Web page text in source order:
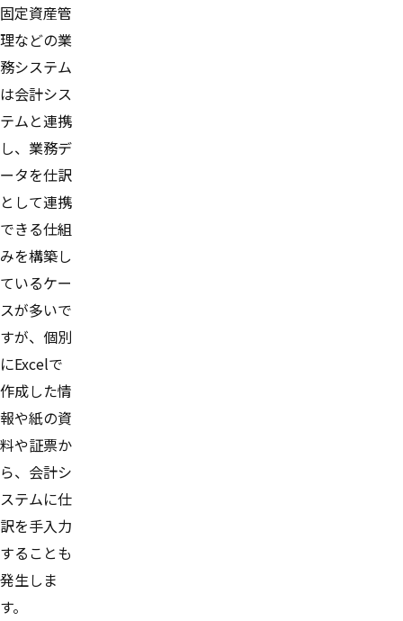
固定資産管
理などの業
務システム
は会計シス
テムと連携
し、業務デ
ータを仕訳
として連携
できる仕組
みを構築し
ているケー
スが多いで
すが、個別
にExcelで
作成した情
報や紙の資
料や証票か
ら、会計シ
ステムに仕
訳を手入力
することも
発生しま
す。